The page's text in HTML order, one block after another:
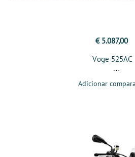
€ 5.087,00
Voge 525AC
Adicionar